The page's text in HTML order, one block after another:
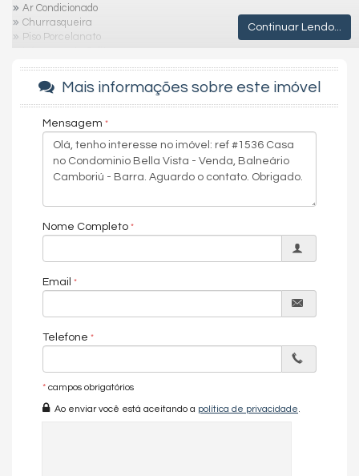
Ar Condicionado
Churrasqueira
Piso Porcelanato
Vista Mar
Decorado
Acabamento em Gesso
Móveis Planejados
Aceita Pet
Área de Serviço
Copa/Cozinha
Estar Íntimo
Sala de Estar
Sala de Jantar
Entrada de Serviço
Suíte Master
Continuar Lendo...
Mais informações sobre este imóvel
Mensagem
Nome Completo
Email
Telefone
* campos obrigatórios
Ao enviar você está aceitando a política de privacidade